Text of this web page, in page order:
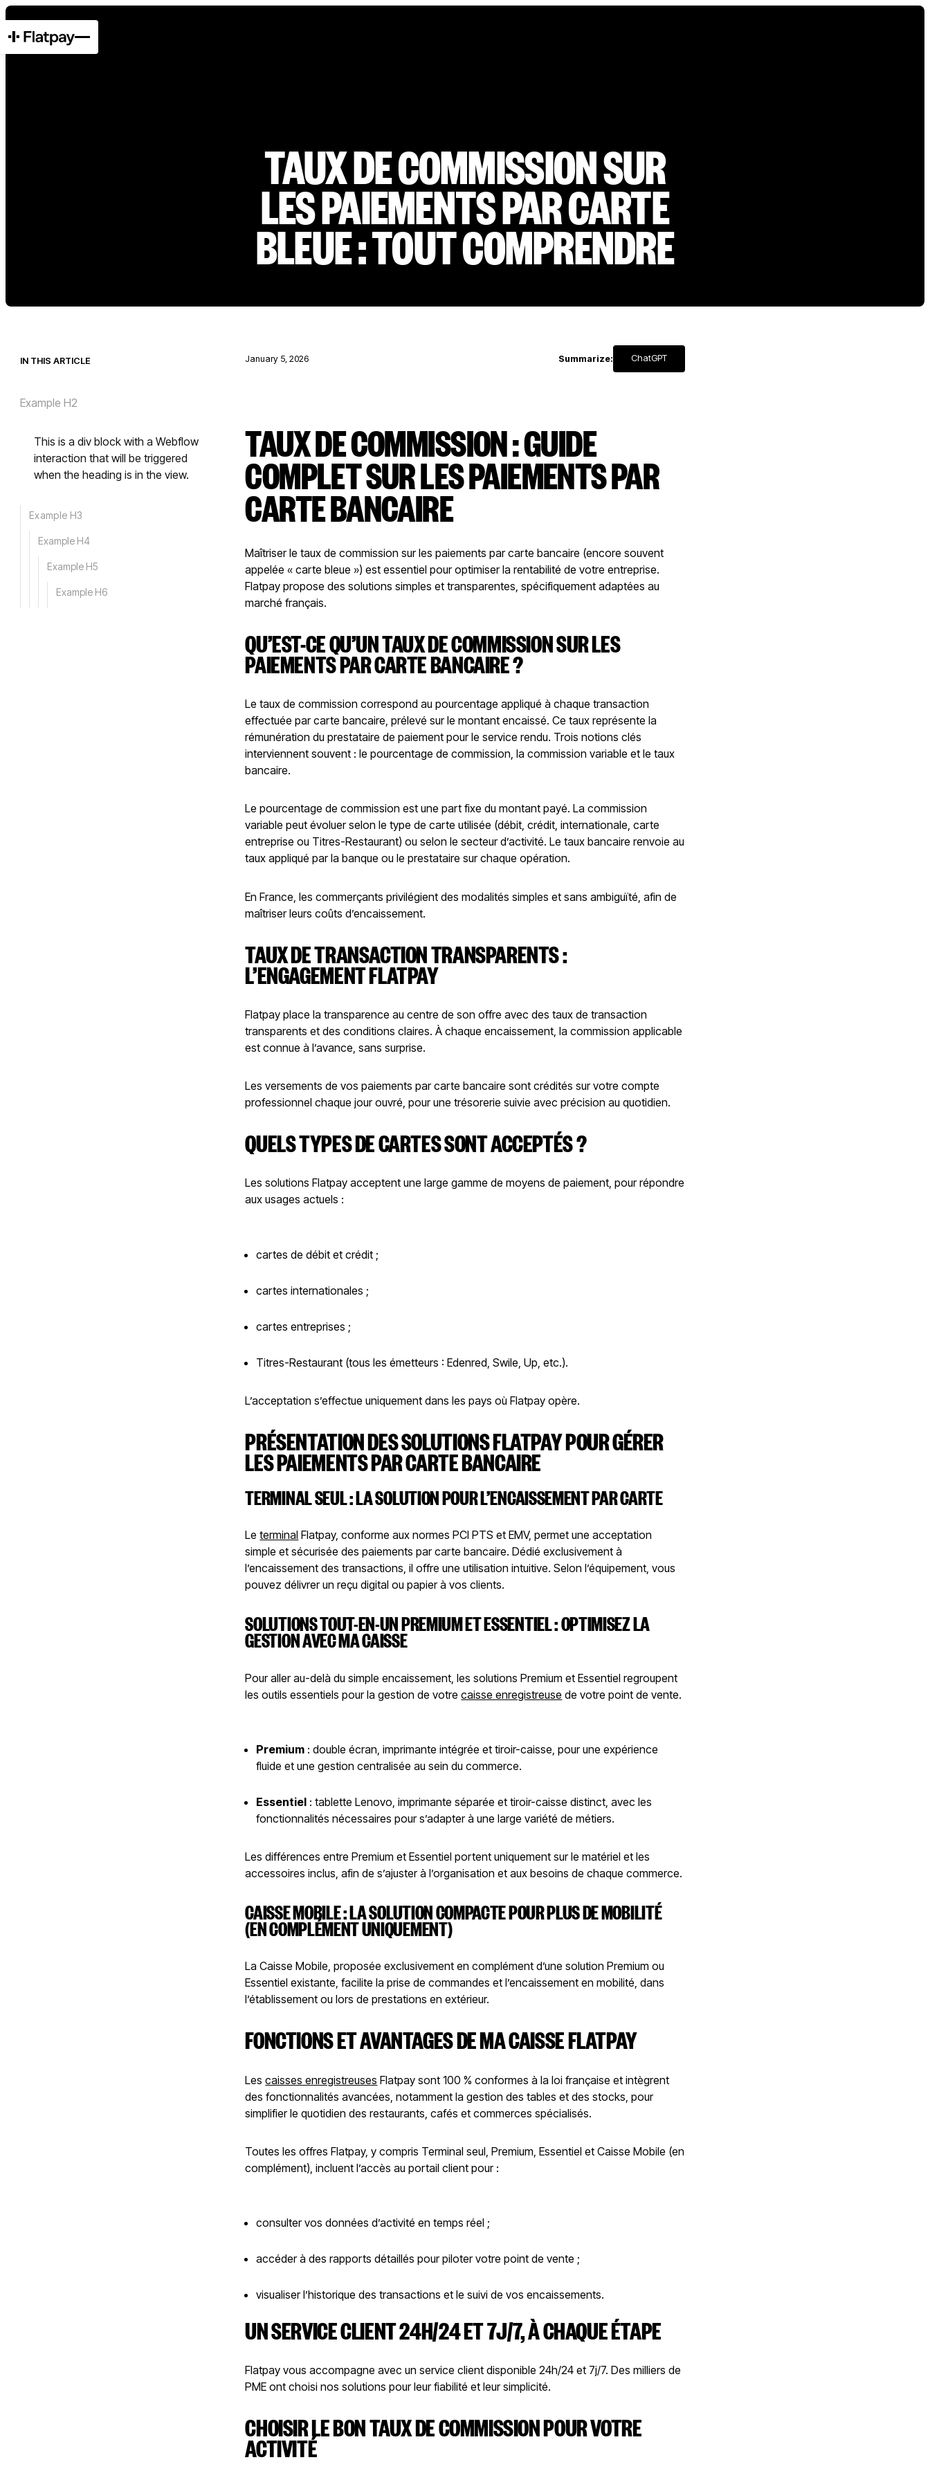
TAUX DE COMMISSION SUR
LES PAIEMENTS PAR CARTE
BLEUE : TOUT COMPRENDRE
IN THIS ARTICLE
Example H2
This is a div block with a Webflow
interaction that will be triggered
when the heading is in the view.
Example H3
Example H4
Example H5
Example H6
January 5, 2026 Summarize: ChatGPT
TAUX DE COMMISSION : GUIDE
COMPLET SUR LES PAIEMENTS PAR
CARTE BANCAIRE
Maîtriser le taux de commission sur les paiements par carte bancaire (encore souvent
appelée « carte bleue ») est essentiel pour optimiser la rentabilité de votre entreprise.
Flatpay propose des solutions simples et transparentes, spécifiquement adaptées au
marché français.
QU’EST-CE QU’UN TAUX DE COMMISSION SUR LES
PAIEMENTS PAR CARTE BANCAIRE ?
Le taux de commission correspond au pourcentage appliqué à chaque transaction
effectuée par carte bancaire, prélevé sur le montant encaissé. Ce taux représente la
rémunération du prestataire de paiement pour le service rendu. Trois notions clés
interviennent souvent : le pourcentage de commission, la commission variable et le taux
bancaire.
Le pourcentage de commission est une part fixe du montant payé. La commission
variable peut évoluer selon le type de carte utilisée (débit, crédit, internationale, carte
entreprise ou Titres-Restaurant) ou selon le secteur d’activité. Le taux bancaire renvoie au
taux appliqué par la banque ou le prestataire sur chaque opération.
En France, les commerçants privilégient des modalités simples et sans ambiguïté, afin de
maîtriser leurs coûts d’encaissement.
TAUX DE TRANSACTION TRANSPARENTS :
L’ENGAGEMENT FLATPAY
Flatpay place la transparence au centre de son offre avec des taux de transaction
transparents et des conditions claires. À chaque encaissement, la commission applicable
est connue à l’avance, sans surprise.
Les versements de vos paiements par carte bancaire sont crédités sur votre compte
professionnel chaque jour ouvré, pour une trésorerie suivie avec précision au quotidien.
QUELS TYPES DE CARTES SONT ACCEPTÉS ?
Les solutions Flatpay acceptent une large gamme de moyens de paiement, pour répondre
aux usages actuels :
cartes de débit et crédit ;
cartes internationales ;
cartes entreprises ;
Titres-Restaurant (tous les émetteurs : Edenred, Swile, Up, etc.).
L’acceptation s’effectue uniquement dans les pays où Flatpay opère.
PRÉSENTATION DES SOLUTIONS FLATPAY POUR GÉRER
LES PAIEMENTS PAR CARTE BANCAIRE
TERMINAL SEUL : LA SOLUTION POUR L’ENCAISSEMENT PAR CARTE
Leterminal Flatpay, conforme aux normes PCI PTS et EMV, permet une acceptation
simple et sécurisée des paiements par carte bancaire. Dédié exclusivement à
l’encaissement des transactions, il offre une utilisation intuitive. Selon l’équipement, vous
pouvez délivrer un reçu digital ou papier à vos clients.
SOLUTIONS TOUT-EN-UN PREMIUM ET ESSENTIEL : OPTIMISEZ LA
GESTION AVEC MA CAISSE
Pour aller au-delà du simple encaissement, les solutions Premium et Essentiel regroupent
les outils essentiels pour la gestion de votrecaisse enregistreuse de votre point de vente.
Premium : double écran, imprimante intégrée et tiroir-caisse, pour une expérience
fluide et une gestion centralisée au sein du commerce.
Essentiel : tablette Lenovo, imprimante séparée et tiroir-caisse distinct, avec les
fonctionnalités nécessaires pour s’adapter à une large variété de métiers.
Les différences entre Premium et Essentiel portent uniquement sur le matériel et les
accessoires inclus, afin de s’ajuster à l’organisation et aux besoins de chaque commerce.
CAISSE MOBILE : LA SOLUTION COMPACTE POUR PLUS DE MOBILITÉ
(EN COMPLÉMENT UNIQUEMENT)
La Caisse Mobile, proposée exclusivement en complément d’une solution Premium ou
Essentiel existante, facilite la prise de commandes et l’encaissement en mobilité, dans
l’établissement ou lors de prestations en extérieur.
FONCTIONS ET AVANTAGES DE MA CAISSE FLATPAY
Lescaisses enregistreuses Flatpay sont 100 % conformes à la loi française et intègrent
des fonctionnalités avancées, notamment la gestion des tables et des stocks, pour
simplifier le quotidien des restaurants, cafés et commerces spécialisés.
Toutes les offres Flatpay, y compris Terminal seul, Premium, Essentiel et Caisse Mobile (en
complément), incluent l’accès au portail client pour :
consulter vos données d’activité en temps réel ;
accéder à des rapports détaillés pour piloter votre point de vente ;
visualiser l’historique des transactions et le suivi de vos encaissements.
UN SERVICE CLIENT 24H/24 ET 7J/7, À CHAQUE ÉTAPE
Flatpay vous accompagne avec un service client disponible 24h/24 et 7j/7. Des milliers de
PME ont choisi nos solutions pour leur fiabilité et leur simplicité.
CHOISIR LE BON TAUX DE COMMISSION POUR VOTRE
ACTIVITÉ